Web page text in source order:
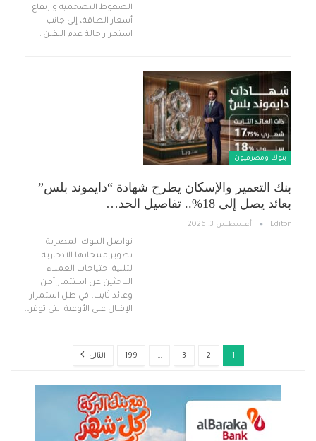
الضغوط التضخمية وارتفاع
أسعار الطاقة، إلى جانب
استمرار حالة عدم اليقين…
بنوك ومصرفيون
بنك التعمير والإسكان يطرح شهادة “دايموند بلس”
بعائد يصل إلى 18%.. تفاصيل الحد…
Editor أغسطس 3, 2026
تواصل البنوك المصرية
تطوير منتجاتها الادخارية
لتلبية احتياجات العملاء
الباحثين عن استثمار آمن
وعائد ثابت، في ظل استمرار
الإقبال على الأوعية التي توفر…
1
2
3
…
199 التالي